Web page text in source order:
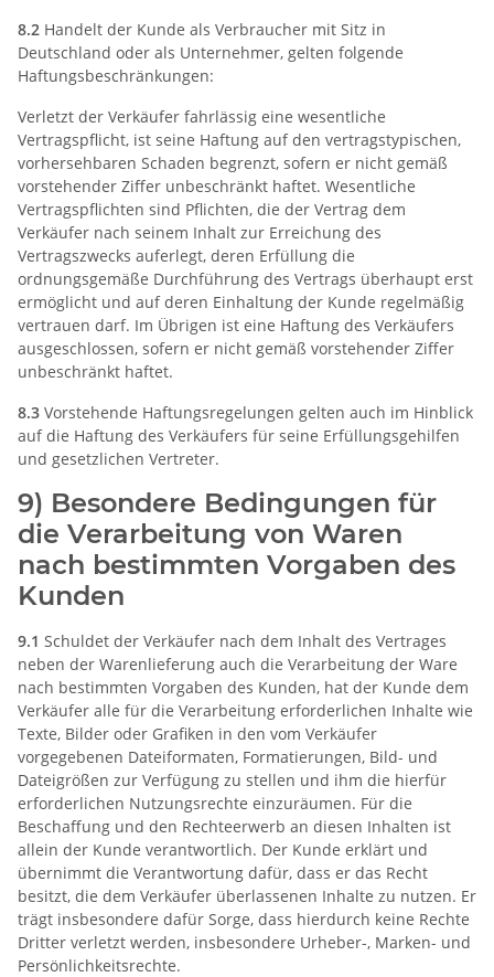
8.2 Handelt der Kunde als Verbraucher mit Sitz in
Deutschland oder als Unternehmer, gelten folgende
Haftungsbeschränkungen:
Verletzt der Verkäufer fahrlässig eine wesentliche
Vertragspflicht, ist seine Haftung auf den vertragstypischen,
vorhersehbaren Schaden begrenzt, sofern er nicht gemäß
vorstehender Ziffer unbeschränkt haftet. Wesentliche
Vertragspflichten sind Pflichten, die der Vertrag dem
Verkäufer nach seinem Inhalt zur Erreichung des
Vertragszwecks auferlegt, deren Erfüllung die
ordnungsgemäße Durchführung des Vertrags überhaupt erst
ermöglicht und auf deren Einhaltung der Kunde regelmäßig
vertrauen darf. Im Übrigen ist eine Haftung des Verkäufers
ausgeschlossen, sofern er nicht gemäß vorstehender Ziffer
unbeschränkt haftet.
8.3 Vorstehende Haftungsregelungen gelten auch im Hinblick
auf die Haftung des Verkäufers für seine Erfüllungsgehilfen
und gesetzlichen Vertreter.
9) Besondere Bedingungen für
die Verarbeitung von Waren
nach bestimmten Vorgaben des
Kunden
9.1 Schuldet der Verkäufer nach dem Inhalt des Vertrages
neben der Warenlieferung auch die Verarbeitung der Ware
nach bestimmten Vorgaben des Kunden, hat der Kunde dem
Verkäufer alle für die Verarbeitung erforderlichen Inhalte wie
Texte, Bilder oder Grafiken in den vom Verkäufer
vorgegebenen Dateiformaten, Formatierungen, Bild- und
Dateigrößen zur Verfügung zu stellen und ihm die hierfür
erforderlichen Nutzungsrechte einzuräumen. Für die
Beschaffung und den Rechteerwerb an diesen Inhalten ist
allein der Kunde verantwortlich. Der Kunde erklärt und
übernimmt die Verantwortung dafür, dass er das Recht
besitzt, die dem Verkäufer überlassenen Inhalte zu nutzen. Er
trägt insbesondere dafür Sorge, dass hierdurch keine Rechte
Dritter verletzt werden, insbesondere Urheber-, Marken- und
Persönlichkeitsrechte.